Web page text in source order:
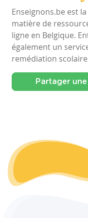
Enseignons.be est
matière de
ligne en Belgique.
également un
remédiation
Partager